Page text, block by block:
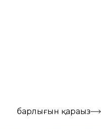
барлығын қараңыз